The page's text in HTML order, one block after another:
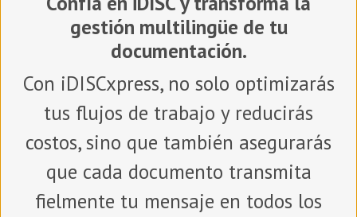
gestión multilingüe de tu
documentación.
Con iDISCxpress, no solo optimizarás
tus flujos de trabajo y reducirás
costos, sino que también asegurarás
que cada documento transmita
fielmente tu mensaje en todos los